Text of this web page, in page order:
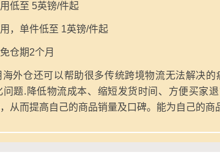
低至 5英镑/件起
，单件低至 1英镑/件起
仓期2个月
外仓还可以帮助很多传统跨境物流无法解决的
题.降低物流成本、缩短发货时间、方便买家
从而提高自己的商品销量及口碑。能为自己的商